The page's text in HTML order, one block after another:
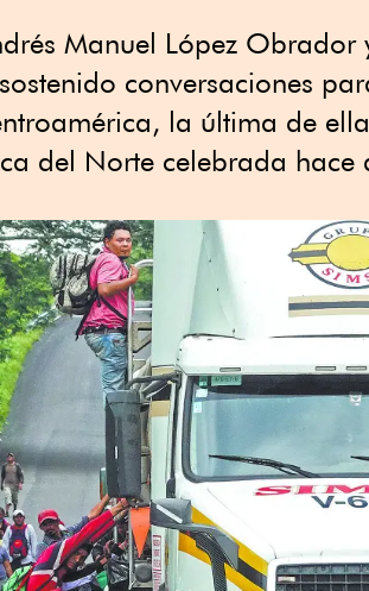
Manuel López Obrador
conversaciones
la última de
del Norte celebrada hace